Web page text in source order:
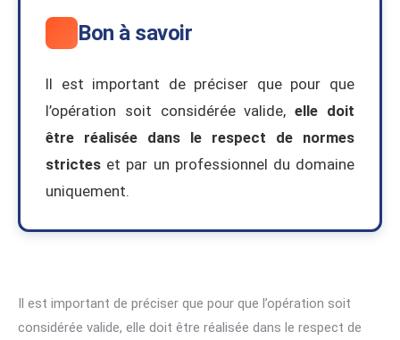
Bon à savoir
Il est important de préciser que pour que
l’opération soit considérée valide,elle doit
être réalisée dans le respect de normes
strictes et par un professionnel du domaine
uniquement.
Il est important de préciser que pour que l’opération soit
considérée valide, elle doit être réalisée dans le respect de